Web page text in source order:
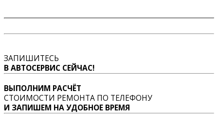
ЗАПИШИТЕСЬ
В АВТОСЕРВИС СЕЙЧАС!
ВЫПОЛНИМ РАСЧЁТ
СТОИМОСТИ РЕМОНТА ПО ТЕЛЕФОНУ
И ЗАПИШЕМ НА УДОБНОЕ ВРЕМЯ